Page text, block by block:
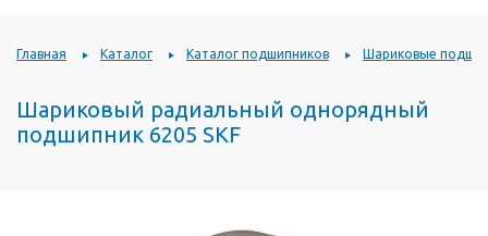
Главная Каталог Каталог подшипников Шариковые
Шариковый радиальный однорядный
подшипник 6205 SKF